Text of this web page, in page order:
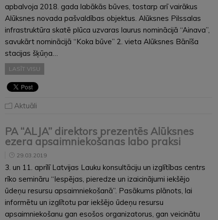
apbalvoja 2018. gada labākās būves, tostarp arī vairākus
Alūksnes novada pašvaldības objektus. Alūksnes Pilssalas
infrastruktūra skatē plūca uzvaras laurus nominācijā “Ainava”,
savukārt nominācijā “Koka būve” 2. vieta Alūksnes Bānīša
stacijas šķūņa…
LASĪT VISU
Aktuāli
PA “ALJA” direktors prezentēs Alūksnes
ezera apsaimniekošanas labo praksi
29.03.2019
3. un 11. aprīlī Latvijas Lauku konsultāciju un izglītības centrs
rīko semināru “Iespējas, pieredze un izaicinājumi iekšējo
ūdeņu resursu apsaimniekošanā”. Pasākums plānots, lai
informētu un izglītotu par iekšējo ūdeņu resursu
apsaimniekošanu gan esošos organizatorus, gan veicinātu